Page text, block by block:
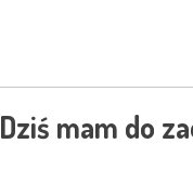
Dziś mam do